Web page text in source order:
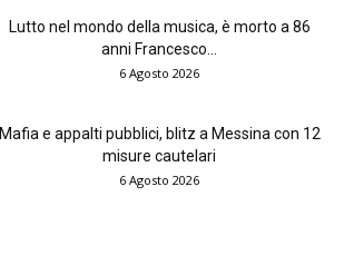
Lutto nel mondo della musica, è morto a 86
anni Francesco...
6 Agosto 2026
Mafia e appalti pubblici, blitz a Messina con 12
misure cautelari
6 Agosto 2026